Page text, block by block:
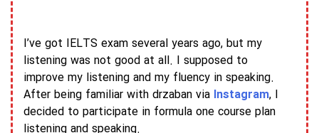
I’ve got IELTS exam several years ago, but my
listening was not good at all. I supposed to
improve my listening and my fluency in speaking.
After being familiar with drzaban via Instagram, I
decided to participate in formula one course plan
listening and speaking.